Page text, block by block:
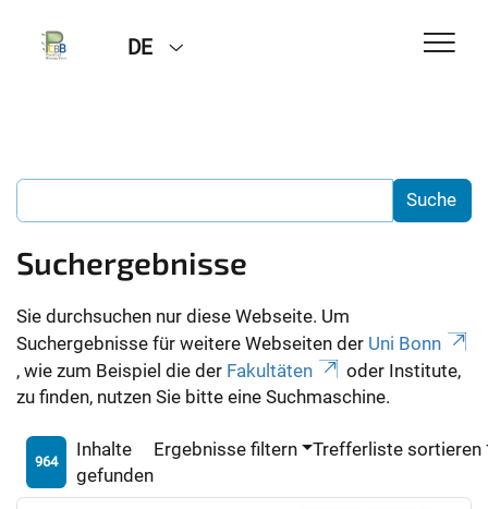
DE
Suchergebnisse
Sie durchsuchen nur diese Webseite. Um
Suchergebnisse für weitere Webseiten der Uni Bonn
, wie zum Beispiel die der Fakultäten
oder Institute,
zu finden, nutzen Sie bitte eine Suchmaschine.
964
Inhalte
gefunden
Ergebnisse filtern Trefferliste sortieren